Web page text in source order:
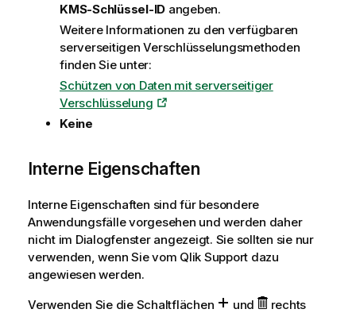
KMS-Schlüssel-ID angeben.
Weitere Informationen zu den verfügbaren
serverseitigen Verschlüsselungsmethoden
finden Sie unter:
Schützen von Daten mit serverseitiger
Verschlüsselung
Keine
Interne Eigenschaften
Interne Eigenschaften sind für besondere
Anwendungsfälle vorgesehen und werden daher
nicht im Dialogfenster angezeigt. Sie sollten sie nur
verwenden, wenn Sie vom Qlik Support dazu
angewiesen werden.
Verwenden Sie die Schaltflächen
und
rechts